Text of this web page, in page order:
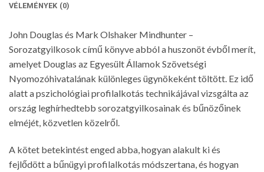
VÉLEMÉNYEK (0)
John Douglas és Mark Olshaker Mindhunter –
Sorozatgyilkosok című könyve abból a huszonöt évből merít,
amelyet Douglas az Egyesült Államok Szövetségi
Nyomozóhivatalának különleges ügynökeként töltött. Ez idő
alatt a pszichológiai profilalkotás technikájával vizsgálta az
ország leghírhedtebb sorozatgyilkosainak és bűnözőinek
elméjét, közvetlen közelről.
A kötet betekintést enged abba, hogyan alakult ki és
fejlődött a bűnügyi profilalkotás módszertana, és hogyan